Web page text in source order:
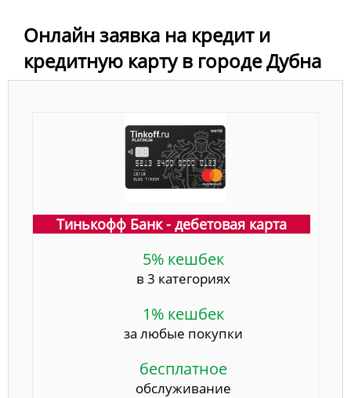
Онлайн заявка на кредит и
кредитную карту в городе Дубна
Тинькофф Банк - дебетовая карта
5% кешбек
в 3 категориях
1% кешбек
за любые покупки
бесплатное
обслуживание